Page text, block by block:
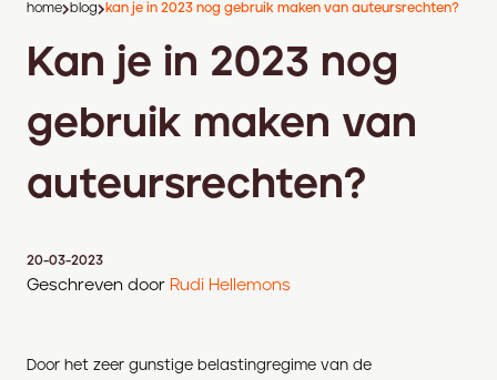
home blog kan je in 2023 nog gebruik maken van auteursrechten?
Kan je in 2023 nog
gebruik maken van
auteursrechten?
20-03-2023
Geschreven door Rudi Hellemons
Door het zeer gunstige belastingregime van de